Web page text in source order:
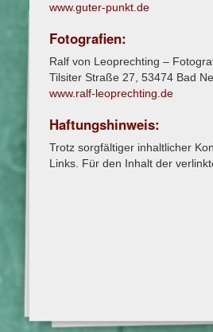
www.guter-punkt.de
Fotografien:
Ralf von Leoprechting –
Tilsiter Straße 27, 53474 Bad
www.ralf-leoprechting.de
Haftungshinweis:
Trotz sorgfältiger inhaltlicher
Links. Für den Inhalt der